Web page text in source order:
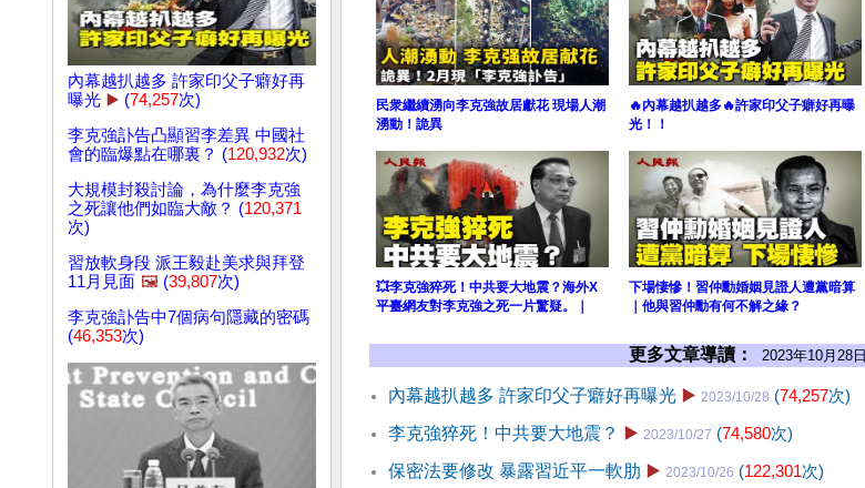
內幕越扒越多 許家印父子癖好再
曝光 ▶️ (74,257次)
李克強訃告凸顯習李差異 中國社
會的臨爆點在哪裏？ (120,932次)
大規模封殺討論，為什麼李克強
之死讓他們如臨大敵？ (120,371
次)
習放軟身段 派王毅赴美求與拜登
11月見面 🖼️ (39,807次)
李克強訃告中7個病句隱藏的密碼
(46,353次)
民衆繼續湧向李克強故居獻花 現場人潮
湧動！詭異
🔥內幕越扒越多🔥許家印父子癖好再曝
光！！
💥李克強猝死！中共要大地震？海外X
平臺網友對李克強之死一片驚疑。｜
下場悽慘！習仲勳婚姻見證人遭黨暗算
｜他與習仲勳有何不解之緣？
更多文章導讀： 2023年10月28日
內幕越扒越多 許家印父子癖好再曝光 ▶️ 2023/10/28 (74,257次)
李克強猝死！中共要大地震？ ▶️ 2023/10/27 (74,580次)
保密法要修改 暴露習近平一軟肋 ▶️ 2023/10/26 (122,301次)